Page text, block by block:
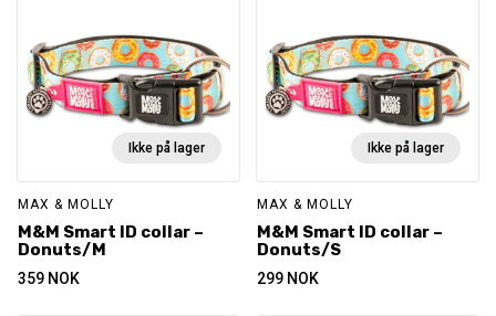
Ikke på lager
MAX & MOLLY
M&M Smart ID collar –
Donuts/M
359 NOK
Ikke på lager
MAX & MOLLY
M&M Smart ID collar –
Donuts/S
299 NOK